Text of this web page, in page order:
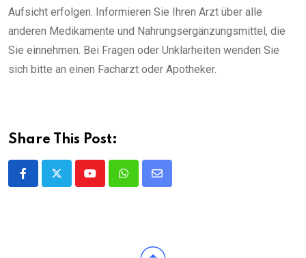
Aufsicht erfolgen. Informieren Sie Ihren Arzt über alle
anderen Medikamente und Nahrungsergänzungsmittel, die
Sie einnehmen. Bei Fragen oder Unklarheiten wenden Sie
sich bitte an einen Facharzt oder Apotheker.
Share This Post:
YoutubeWhatsappShare